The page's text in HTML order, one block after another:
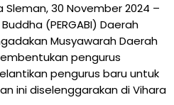
30 November 2024 –
(PERGABI) Daerah
Musyawarah Daerah
pengurus
pengurus baru untuk
ini diselenggarakan di Vihara